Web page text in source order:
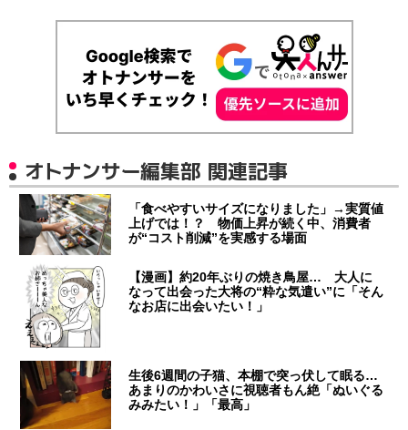
オトナンサー編集部 関連記事
「食べやすいサイズになりました」→実質値
上げでは！？ 物価上昇が続く中、消費者
が“コスト削減”を実感する場面
【漫画】約20年ぶりの焼き鳥屋… 大人に
なって出会った大将の“粋な気遣い”に「そん
なお店に出会いたい！」
生後6週間の子猫、本棚で突っ伏して眠る…
あまりのかわいさに視聴者もん絶「ぬいぐる
みみたい！」「最高」